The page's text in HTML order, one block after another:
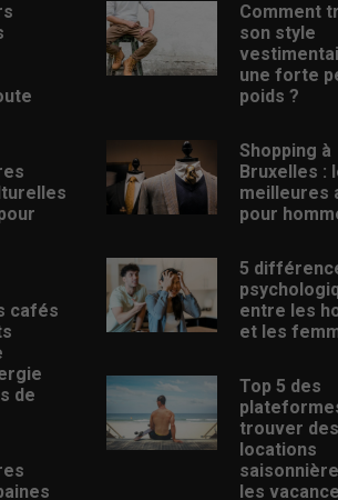
cafés
de
Comment
son style
une forte
poids ?
Shopping à
Bruxelles :
meilleures
pour
5
entre les
et les
Top 5 des
trouver des
locations
les